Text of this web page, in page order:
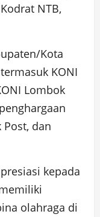
NTB,
Kota
KONI
Lombok
Post, dan
kepada
olahraga di